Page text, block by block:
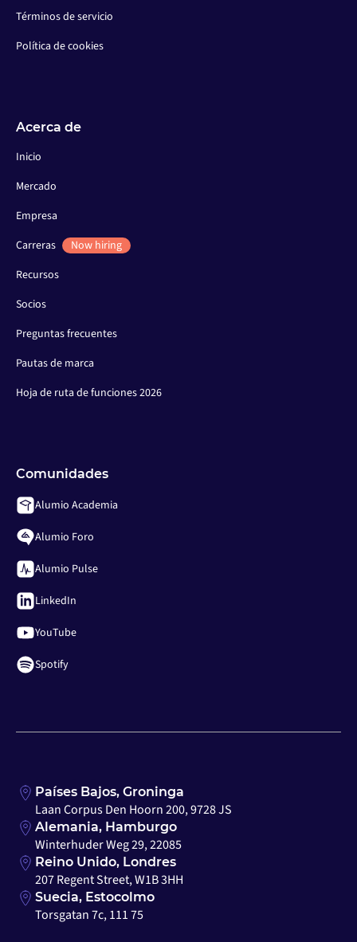
Términos de servicio
Política de cookies
Acerca de
Inicio
Mercado
Empresa
Carreras
Now hiring
Recursos
Socios
Preguntas frecuentes
Pautas de marca
Hoja de ruta de funciones 2026
Comunidades
Alumio Academia
Alumio Foro
Alumio Pulse
LinkedIn
YouTube
Spotify
Países Bajos, Groninga
Laan Corpus Den Hoorn 200, 9728 JS
Alemania, Hamburgo
Winterhuder Weg 29, 22085
Reino Unido, Londres
207 Regent Street, W1B 3HH
Suecia, Estocolmo
Torsgatan 7c, 111 75